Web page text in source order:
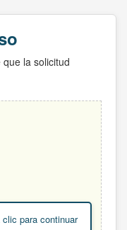
la solicitud
clic para continuar